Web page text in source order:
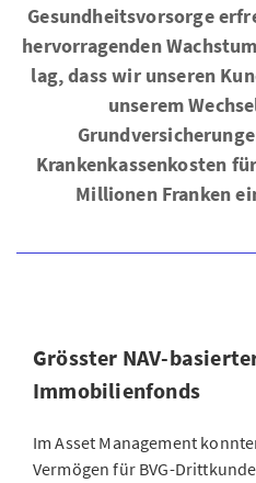
Gesundheitsvorsorge
hervorragenden
lag, dass wir unseren
unserem
Krankenkassenkosten
Millionen Franken
Grösster NAV-
Immobilienfonds
Im Asset Management
Vermögen für BVG-